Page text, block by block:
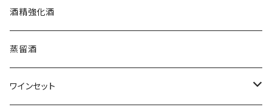
クロード・カザル
ジェローム・ルフェーヴル
シャルトーニュ・タイエ
ニュージーランド
南アフリカ
チリ
シュッド・ウエスト
オーストラリア
ニュージーランド
南アフリカ
フランス
ソーテルヌ
酒精強化酒
蒸留酒
ワインセット